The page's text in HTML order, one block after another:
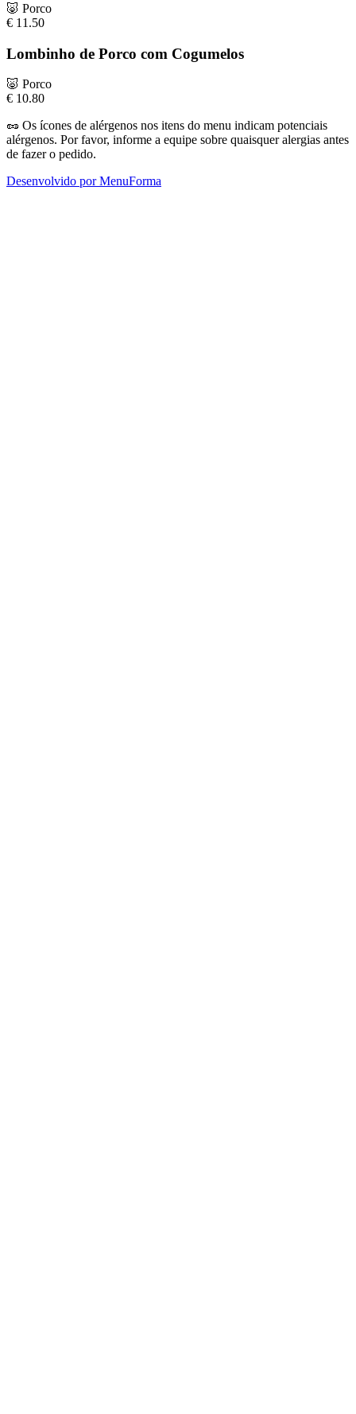
🐷 Porco
€ 11.50
Lombinho de Porco com Cogumelos
🐷 Porco
€ 10.80
🥜 Os ícones de alérgenos nos itens do menu indicam potenciais
alérgenos. Por favor, informe a equipe sobre quaisquer alergias antes
de fazer o pedido.
Desenvolvido por MenuForma